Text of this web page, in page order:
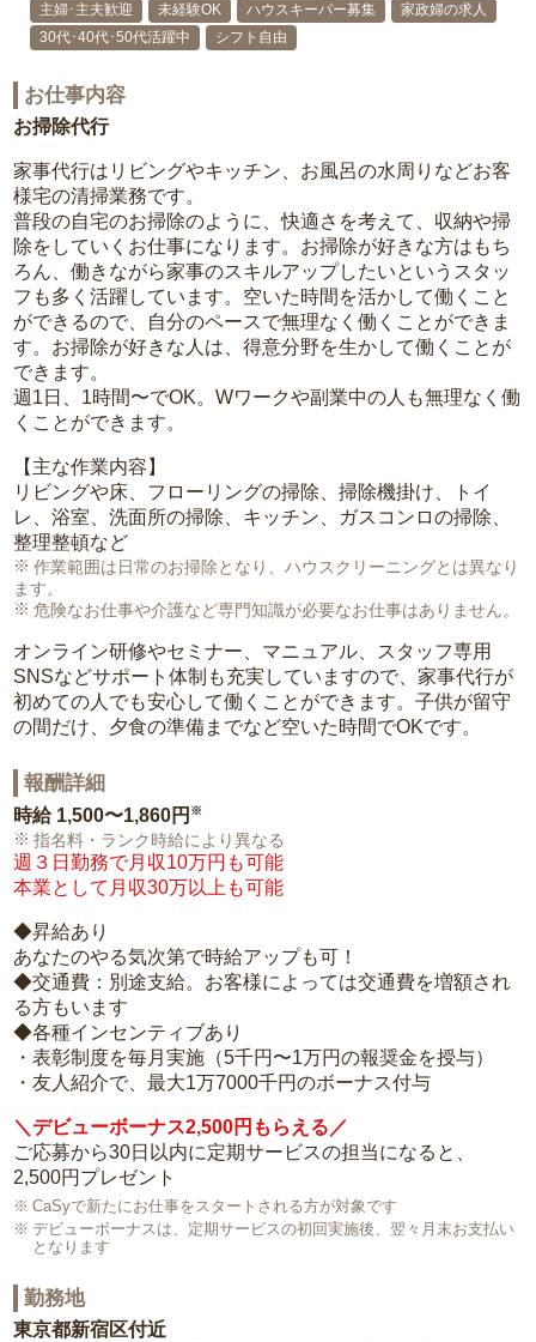
主婦･主夫歓迎
未経験OK ハウスキーパー募集
家政婦の求人
30代･40代･50代活躍中
シフト自由
お仕事内容
お掃除代行
家事代行はリビングやキッチン、お風呂の水周りなどお客
様宅の清掃業務です。
普段の自宅のお掃除のように、快適さを考えて、収納や掃
除をしていくお仕事になります。お掃除が好きな方はもち
ろん、働きながら家事のスキルアップしたいというスタッ
フも多く活躍しています。空いた時間を活かして働くこと
ができるので、自分のペースで無理なく働くことができま
す。お掃除が好きな人は、得意分野を生かして働くことが
できます。
週1日、1時間〜でOK。Wワークや副業中の人も無理なく働
くことができます。
【主な作業内容】
リビングや床、フローリングの掃除、掃除機掛け、トイ
レ、浴室、洗面所の掃除、キッチン、ガスコンロの掃除、
整理整頓など
作業範囲は日常のお掃除となり、ハウスクリーニングとは異なり
ます。
危険なお仕事や介護など専門知識が必要なお仕事はありません。
オンライン研修やセミナー、マニュアル、スタッフ専用
SNSなどサポート体制も充実していますので、家事代行が
初めての人でも安心して働くことができます。子供が留守
の間だけ、夕食の準備までなど空いた時間でOKです。
報酬詳細
時給 1,500〜1,860円 ※
指名料・ランク時給により異なる
週３日勤務で月収10万円も可能
本業として月収30万以上も可能
◆昇給あり
あなたのやる気次第で時給アップも可！
◆交通費：別途支給。お客様によっては交通費を増額され
る方もいます
◆各種インセンティブあり
・表彰制度を毎月実施（5千円〜1万円の報奨金を授与）
・友人紹介で、最大1万7000千円のボーナス付与
＼デビューボーナス2,500円もらえる／
ご応募から30日以内に定期サービスの担当になると、
2,500円プレゼント
CaSyで新たにお仕事をスタートされる方が対象です
デビューボーナスは、定期サービスの初回実施後、翌々月末お支払い
となります
勤務地
東京都新宿区付近